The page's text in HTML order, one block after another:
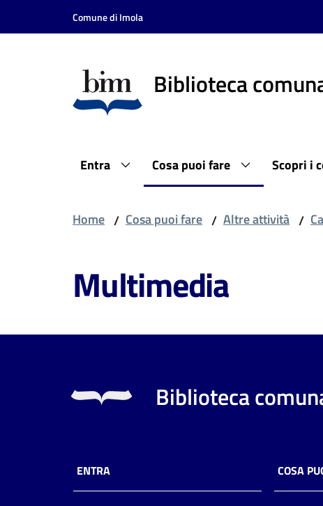
Vai al contenuto
Vai alla navigazione
Comune di Imola
Biblioteca
Entra Cosa puoi fare Scopri i
Home / Cosa puoi fare / Altre attività /
Multimedia
Biblioteca
ENTRA COSA